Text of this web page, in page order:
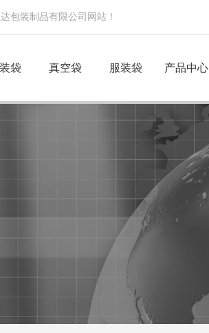
包装制品有限公司网站！
袋 真空袋 服装袋 产品中心